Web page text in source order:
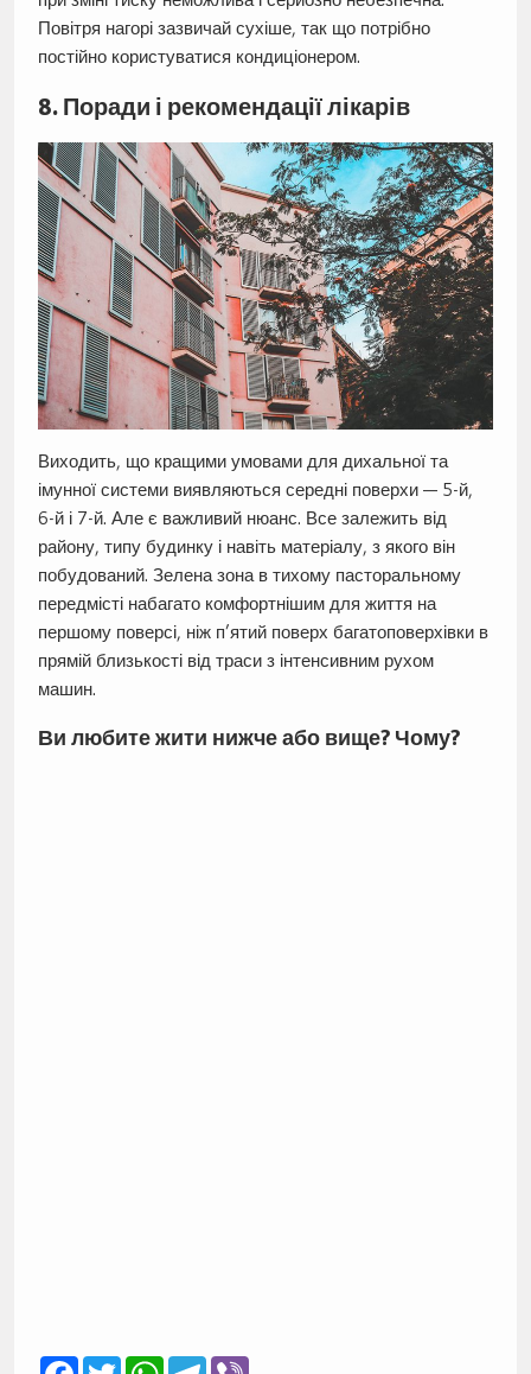
Повітря нагорі зазвичай сухіше, так що потрібно
постійно користуватися кондиціонером.
8. Поради і рекомендації лікарів
Виходить, що кращими умовами для дихальної та
імунної системи виявляються середні поверхи — 5-й,
6-й і 7-й. Але є важливий нюанс. Все залежить від
району, типу будинку і навіть матеріалу, з якого він
побудований. Зелена зона в тихому пасторальному
передмісті набагато комфортнішим для життя на
першому поверсі, ніж п’ятий поверх багатоповерхівки в
прямій близькості від траси з інтенсивним рухом
машин.
Ви любите жити нижче або вище? Чому?
Facebook
TwitterWhatsApp
Telegram
Viber